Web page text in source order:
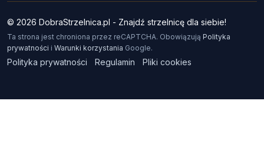
© 2026 DobraStrzelnica.pl - Znajdź strzelnicę dla siebie!
Ta strona jest chroniona przez reCAPTCHA. Obowiązują Polityka
prywatności i Warunki korzystania Google.
Polityka prywatności Regulamin Pliki cookies